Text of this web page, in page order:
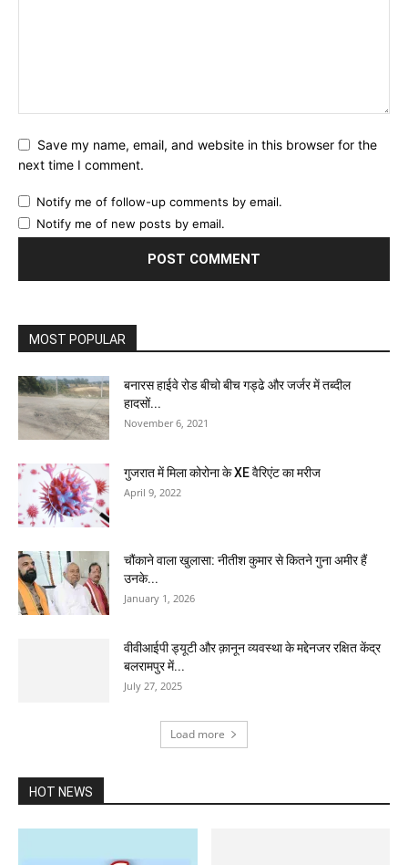
Save my name, email, and website in this browser for the
next time I comment.
Notify me of follow-up comments by email.
Notify me of new posts by email.
MOST POPULAR
बनारस हाईवे रोड बीचो बीच गड्ढे और जर्जर में तब्दील
हादसों...
November 6, 2021
गुजरात में मिला कोरोना के XE वैरिएंट का मरीज
April 9, 2022
चौंकाने वाला खुलासा: नीतीश कुमार से कितने गुना अमीर हैं
उनके...
January 1, 2026
वीवीआईपी ड्यूटी और क़ानून व्यवस्था के मद्देनजर रक्षित केंद्र
बलरामपुर में...
July 27, 2025
Load more
HOT NEWS